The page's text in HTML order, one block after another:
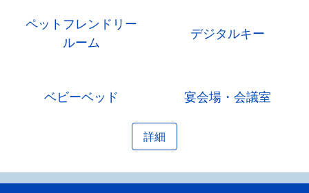
ペットフレンドリー
ルーム
デジタルキー
ベビーベッド 宴会場・会議室
詳細